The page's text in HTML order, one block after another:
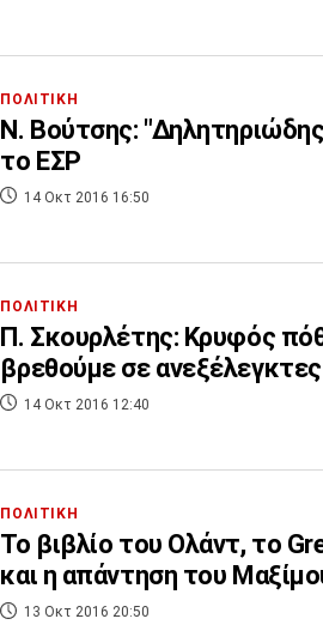
ΠΟΛΙΤΙΚΗ
Ν. Βούτσης:
το ΕΣΡ
14 Οκτ 2016 16:50
ΠΟΛΙΤΙΚΗ
Π. Σκουρλέτης: Κρυφός
βρεθούμε σε
14 Οκτ 2016 12:40
ΠΟΛΙΤΙΚΗ
Το βιβλίο του Ολάντ, το
και η απάντηση του
13 Οκτ 2016 20:50